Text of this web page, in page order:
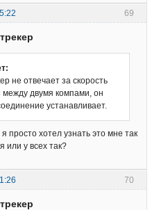
69
не отвечает за скорость
между двумя компами, он
устанавливает.
просто хотел узнать это мне так
или у всех так?
70